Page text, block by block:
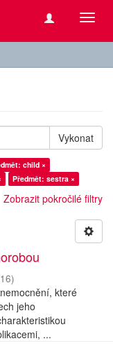
Vykonat
child ×
Předmět: sestra ×
Zobrazit pokročilé filtry
)
které
jeho
...